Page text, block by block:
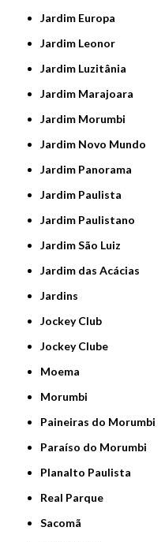
Jardim Europa
Jardim Leonor
Jardim Luzitânia
Jardim Marajoara
Jardim Morumbi
Jardim Novo Mundo
Jardim Panorama
Jardim Paulista
Jardim Paulistano
Jardim São Luiz
Jardim das Acácias
Jardins
Jockey Club
Jockey Clube
Moema
Morumbi
Paineiras do Morumbi
Paraíso do Morumbi
Planalto Paulista
Real Parque
Sacomã